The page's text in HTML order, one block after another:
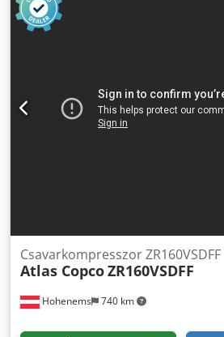
Hohenems 740 km
Csavarkompresszor ZR160VSDFF
Atlas CopcoZR160VSDFF